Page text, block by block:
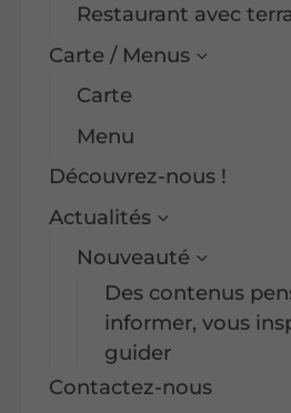
Restaurant avec
Carte / Menus
Carte
Menu
Découvrez-nous !
Actualités
Nouveauté
Des contenus
informer, vous
guider
Contactez-nous